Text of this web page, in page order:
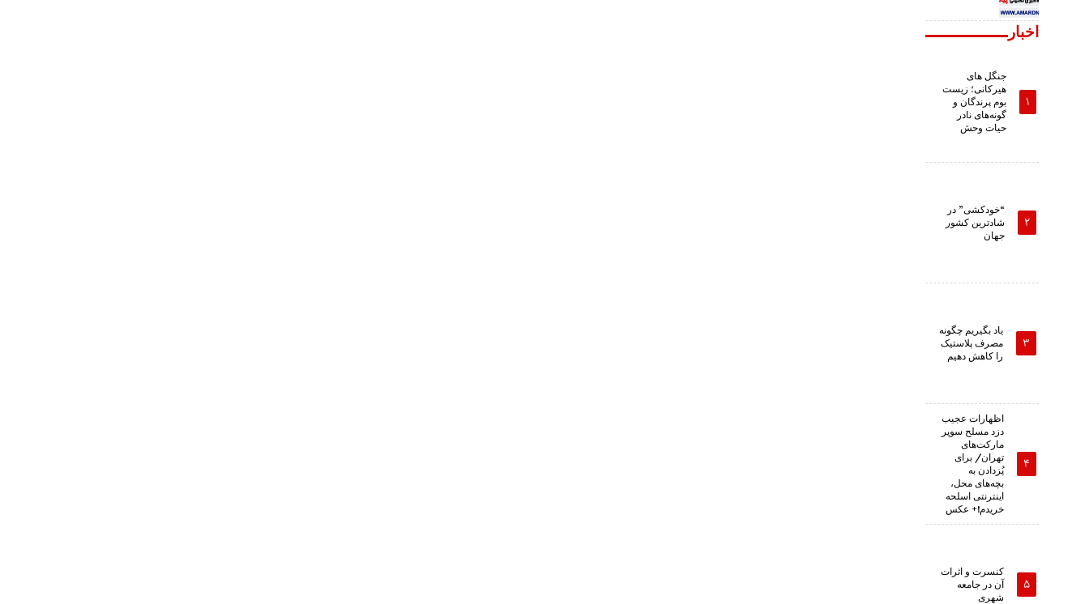
اخبار
جنگل های
هیرکانی؛ زیست
بوم پرندگان و
گونه‌های نادر
حیات وحش
“خودکشی” در
شادترین کشور
جهان
یاد بگیریم چگونه
مصرف پلاستیک
را کاهش دهیم
اظهارات عجیب
دزد مسلح سوپر
مارکت‌های
تهران/ برای
پُزدادن به
بچه‌های محل،
اینترنتی اسلحه
خریدم!+ عکس
کنسرت و اثرات
آن در جامعه
شهری